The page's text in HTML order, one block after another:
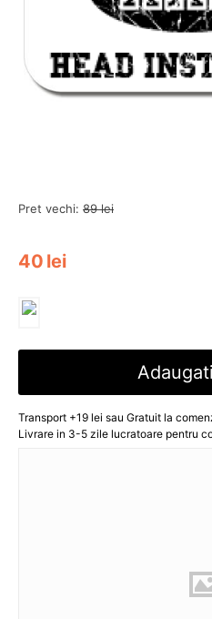
Pret vechi: 89 lei
40 lei
Transport +19 lei sau Gratuit la
Livrare in 3-5 zile lucratoare pentru